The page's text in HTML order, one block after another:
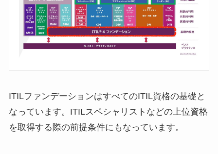
ITILファンデーションはすべてのITIL資格の基礎と
なっています。ITILスペシャリストなどの上位資格
を取得する際の前提条件にもなっています。